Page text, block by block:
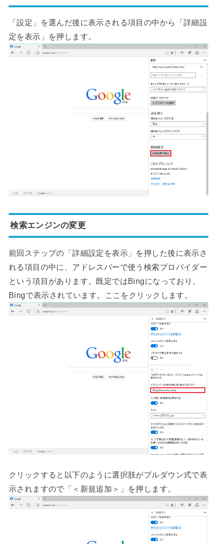
「設定」を選んだ後に表示される項目の中から「詳細設
定を表示」を押します。
検索エンジンの変更
前回ステップの「詳細設定を表示」を押した後に表示さ
れる項目の中に、アドレスバーで使う検索プロバイダー
という項目があります。既定ではBingになっており、
Bingで表示されています。ここをクリックします。
クリックすると以下のように選択肢がプルダウン式で表
示されますので「＜新規追加＞」を押します。